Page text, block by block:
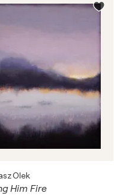
Olek
Him Fire